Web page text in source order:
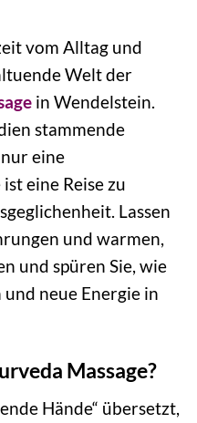
vom Alltag und
Welt der
in Wendelstein.
stammende
eine
eine Reise zu
Lassen
und warmen,
und spüren Sie, wie
neue Energie in
Massage?
Hände“ übersetzt,